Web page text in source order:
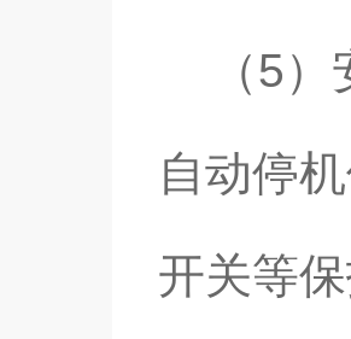
（5）
自动停
开关等